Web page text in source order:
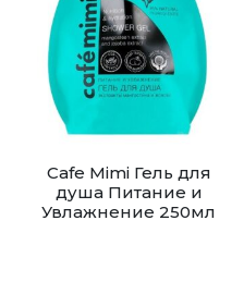
Cafe Mimi Гель для
душа Питание и
Увлажнение 250мл